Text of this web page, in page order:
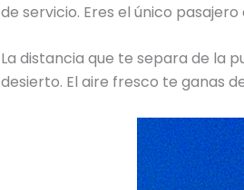
de servicio. Eres el único pasajero
La distancia que te separa de la
desierto. El aire fresco te ganas